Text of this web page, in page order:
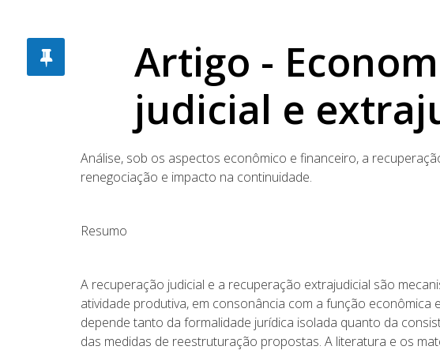
Artigo -
judicial e
Análise, sob os aspectos econômico e financeiro, a
renegociação e impacto na continuidade.
Resumo
A recuperação judicial e a recuperação extrajudicial são
atividade produtiva, em consonância com a função
depende tanto da formalidade jurídica isolada quanto da
das medidas de reestruturação propostas. A literatura e os